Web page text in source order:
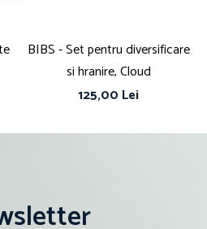
BIBS - Set pentru diversificare
si hranire, Cloud
125,00 Lei